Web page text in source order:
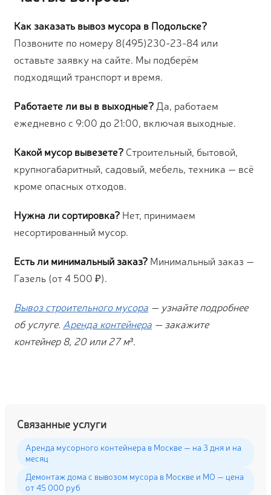
Как заказать вывоз мусора в Подольске?
Позвоните по номеру 8(495)230-23-84 или
оставьте заявку на сайте. Мы подберём
подходящий транспорт и время.
Работаете ли вы в выходные? Да, работаем
ежедневно с 9:00 до 21:00, включая выходные.
Какой мусор вывезете? Строительный, бытовой,
крупногабаритный, садовый, мебель, техника — всё
кроме опасных отходов.
Нужна ли сортировка? Нет, принимаем
несортированный мусор.
Есть ли минимальный заказ? Минимальный заказ —
Газель (от 4 500 ₽).
Вывоз строительного мусора — узнайте подробнее
об услуге. Аренда контейнера — закажите
контейнер 8, 20 или 27 м³.
Связанные услуги
Аренда мусорного контейнера в Москве — на 3 дня и на
месяц
Демонтаж дома с вывозом мусора в Москве и МО — цена
от 45 000 руб